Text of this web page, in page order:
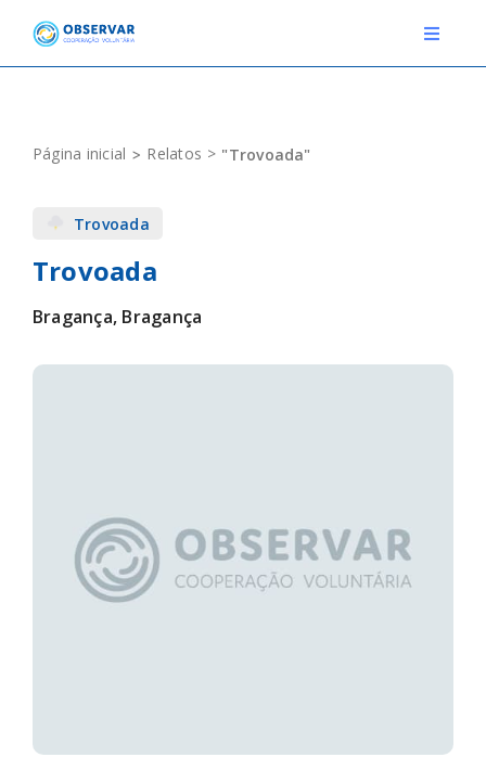
content
Toggle
EVENTOS
DEFINIÇÕES
F.A.Q.
Página inicial Relatos "Trovoada"
Trovoada
Trovoada
Bragança, Bragança